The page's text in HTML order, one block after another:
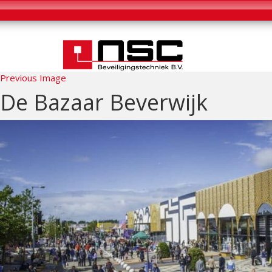
Previous Image
De Bazaar Beverwijk